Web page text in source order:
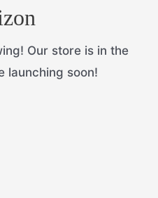
Our store is in the
launching soon!